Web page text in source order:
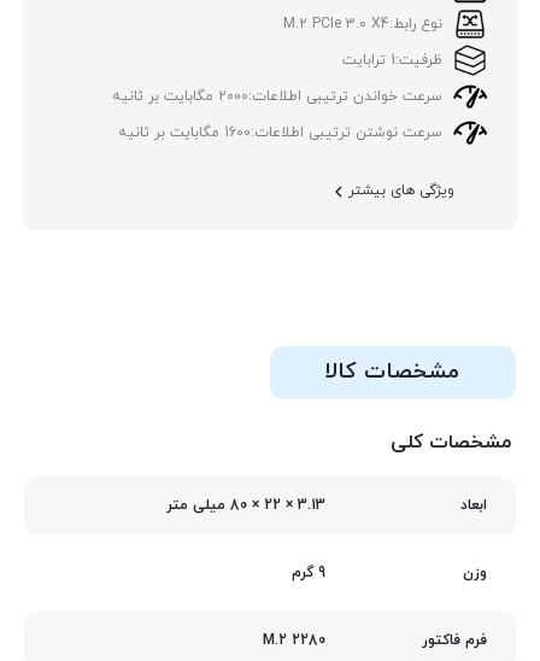
نوع رابط:M.2 PCIe 3.0 X4
ظرفیت:1 ترابایت
سرعت خواندن ترتیبی اطلاعات:2000 مگابایت بر ثانیه
سرعت نوشتن ترتیبی اطلاعات:1600 مگابایت بر ثانیه
ویژگی های بیشتر
مشخصات کالا
مشخصات کلی
ابعاد 3.13 × 22 × 80 میلی‌ متر
وزن 9 گرم
فرم فاکتور M.2 2280